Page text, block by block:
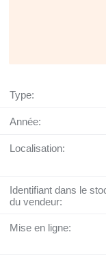
Type:
Année:
Localisation:
Identifiant dans le stock
du vendeur:
Mise en ligne: